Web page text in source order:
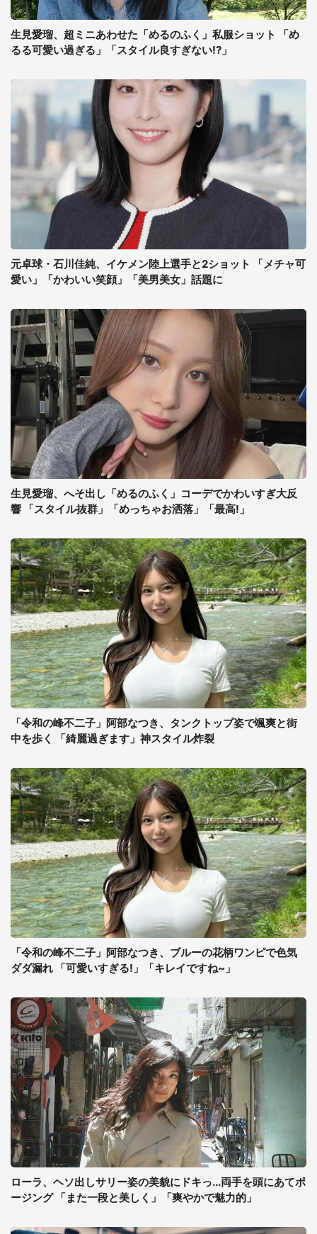
生見愛瑠、超ミニあわせた「めるのふく」私服ショット 「め
るる可愛い過ぎる」「スタイル良すぎない!?」
元卓球・石川佳純、イケメン陸上選手と2ショット 「メチャ可
愛い」「かわいい笑顔」「美男美女」話題に
生見愛瑠、へそ出し「めるのふく」コーデでかわいすぎ大反
響 「スタイル抜群」「めっちゃお洒落」「最高!」
「令和の峰不二子」阿部なつき、タンクトップ姿で颯爽と街
中を歩く 「綺麗過ぎます」神スタイル炸裂
「令和の峰不二子」阿部なつき、ブルーの花柄ワンピで色気
ダダ漏れ 「可愛いすぎる!」「キレイですね~」
ローラ、ヘソ出しサリー姿の美貌にドキっ...両手を頭にあてポ
ージング 「また一段と美しく」「爽やかで魅力的」